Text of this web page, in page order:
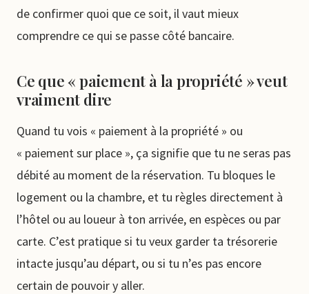
de confirmer quoi que ce soit, il vaut mieux
comprendre ce qui se passe côté bancaire.
Ce que « paiement à la propriété » veut
vraiment dire
Quand tu vois « paiement à la propriété » ou
« paiement sur place », ça signifie que tu ne seras pas
débité au moment de la réservation. Tu bloques le
logement ou la chambre, et tu règles directement à
l’hôtel ou au loueur à ton arrivée, en espèces ou par
carte. C’est pratique si tu veux garder ta trésorerie
intacte jusqu’au départ, ou si tu n’es pas encore
certain de pouvoir y aller.